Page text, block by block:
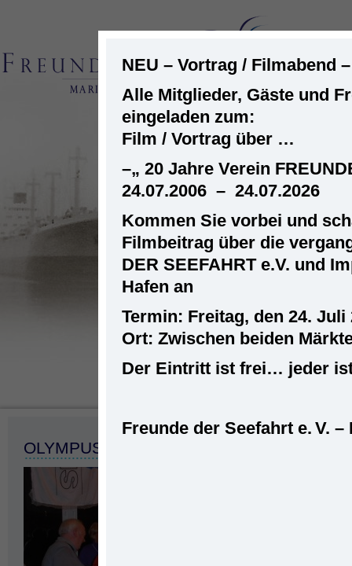
Startseite» Veranstaltungen»Kohlessen im
OLYMPUS DIGITAL CAMERA
NEU – Vortrag / Filmabend
Alle Mitglieder, Gäste und
eingeladen zum:
Film / Vortrag über …
–„ 20 Jahre Verein
24.07.2006 – 24.07.2026
Kommen Sie vorbei und
Filmbeitrag über die
DER SEEFAHRT e.V. und
Hafen an
Termin: Freitag, den 24. Juli
Ort: Zwischen beiden
Der Eintritt ist frei… jeder
Freunde der Seefahrt e. V. –